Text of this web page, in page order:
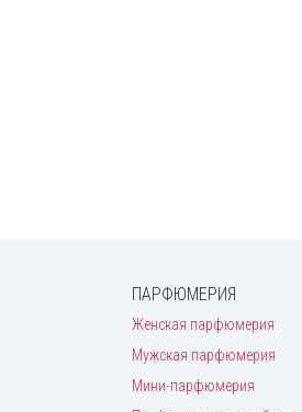
ПАРФЮМЕРИЯ
Женская парфюмерия
Мужская парфюмерия
Мини-парфюмерия